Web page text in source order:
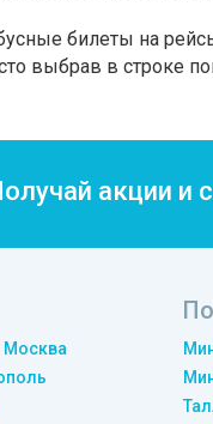
билеты на
выбрав в строке
акции и
Москва